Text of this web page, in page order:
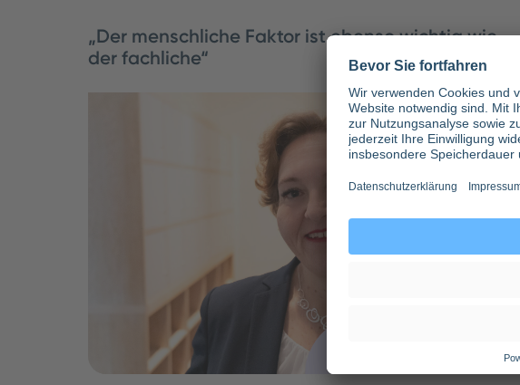
„Der menschliche Faktor ist ebenso wichtig wie
der fachliche“
Von der Registrierung bis zum erfolgreichen ersten Einsatz
in der Zeitarbeit: Wir haben Susanne Grube, Leiterin
Vermittlung Pflege, gefragt, wie die Vermittlung…